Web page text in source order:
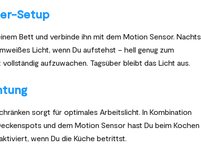
Setup
Bett und verbinde ihn mit dem Motion Sensor. Nachts
Licht, wenn Du aufstehst – hell genug zum
aufzuwachen. Tagsüber bleibt das Licht aus.
sorgt für optimales Arbeitslicht. In Kombination
und dem Motion Sensor hast Du beim Kochen
wenn Du die Küche betrittst.